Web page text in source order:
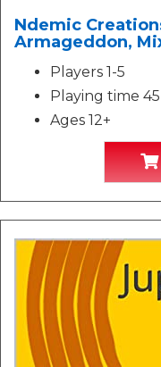
Ndemic
Armageddon,
Players 1-5
Playing time
Ages 12+